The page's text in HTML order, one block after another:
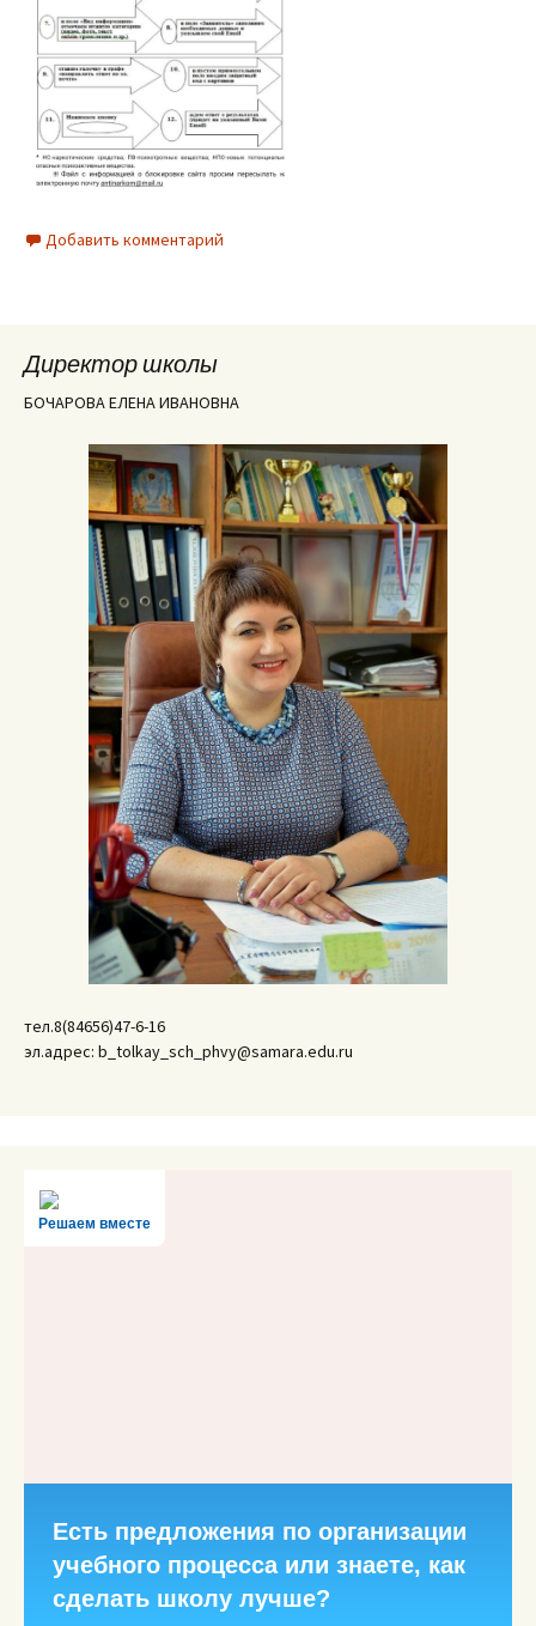
Добавить комментарий
Директор школы
БОЧАРОВА ЕЛЕНА ИВАНОВНА
тел.8(84656)47-6-16
эл.адрес: b_tolkay_sch_phvy@samara.edu.ru
Решаем вместе
Есть предложения по организации
учебного процесса или знаете, как
сделать школу лучше?